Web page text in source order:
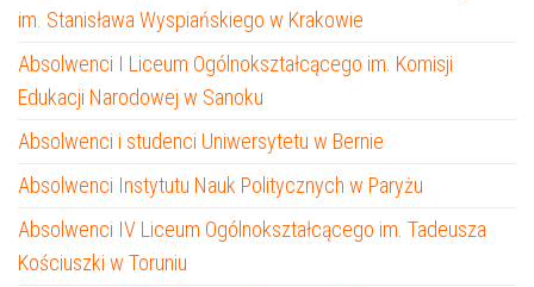
im. Stanisława Wyspiańskiego w Krakowie
Absolwenci I Liceum Ogólnokształcącego im. Komisji
Edukacji Narodowej w Sanoku
Absolwenci i studenci Uniwersytetu w Bernie
Absolwenci Instytutu Nauk Politycznych w Paryżu
Absolwenci IV Liceum Ogólnokształcącego im. Tadeusza
Kościuszki w Toruniu